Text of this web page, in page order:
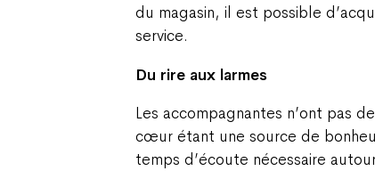
du magasin, il est possible
service.
Du rire aux larmes
Les accompagnantes n’ont pas
cœur étant une source de
temps d’écoute nécessaire